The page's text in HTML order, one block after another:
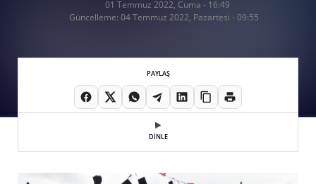
01 Temmuz 2022, Cuma - 16:49
Güncelleme: 04 Temmuz 2022, Pazartesi - 09:55
PAYLAŞ
DİNLE